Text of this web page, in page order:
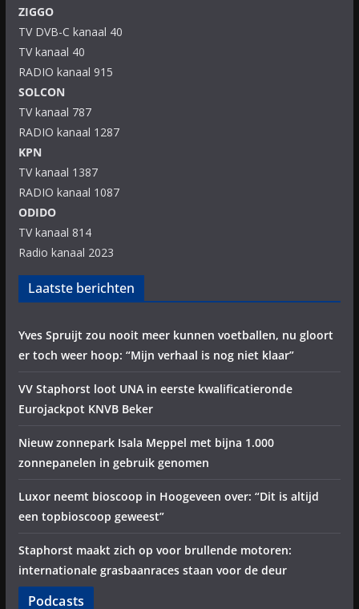
ZIGGO
TV DVB-C kanaal 40
TV kanaal 40
RADIO kanaal 915
SOLCON
TV kanaal 787
RADIO kanaal 1287
KPN
TV kanaal 1387
RADIO kanaal 1087
ODIDO
TV kanaal 814
Radio kanaal 2023
Laatste berichten
Yves Spruijt zou nooit meer kunnen voetballen, nu gloort
er toch weer hoop: “Mijn verhaal is nog niet klaar”
VV Staphorst loot UNA in eerste kwalificatieronde
Eurojackpot KNVB Beker
Nieuw zonnepark Isala Meppel met bijna 1.000
zonnepanelen in gebruik genomen
Luxor neemt bioscoop in Hoogeveen over: “Dit is altijd
een topbioscoop geweest”
Staphorst maakt zich op voor brullende motoren:
internationale grasbaanraces staan voor de deur
Podcasts